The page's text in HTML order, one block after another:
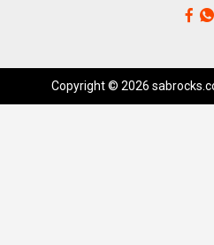
Copyright © 2026